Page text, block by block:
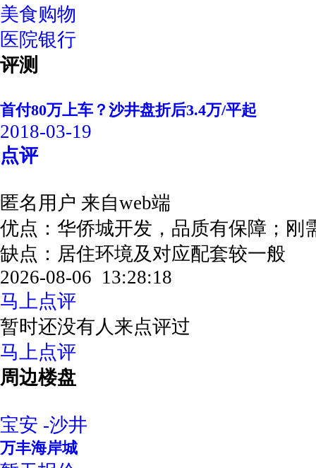
美食购物
医院银行
评测
首付80万上车？沙井盘折后3.4万/平起
2018-03-19
点评
匿名用户 来自web端
优点：华侨城开发，品质有保障；
缺点：居住环境及对应配套较一般
2026-08-06 13:28:18
马上点评
暂时还没有人来点评过
马上点评
周边楼盘
宝安 -沙井
万丰海岸城